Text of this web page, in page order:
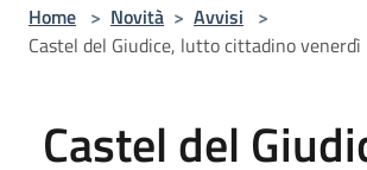
Home > Novità > Avvisi >
Castel del Giudice, lutto cittadino
Castel del